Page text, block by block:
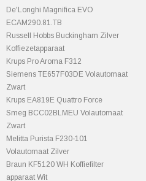
De'Longhi Magnifica EVO
ECAM290.81.TB
Russell Hobbs Buckingham Zilver
Koffiezetapparaat
Krups Pro Aroma F312
Siemens TE657F03DE Volautomaat
Zwart
Krups EA819E Quattro Force
Smeg BCC02BLMEU Volautomaat
Zwart
Melitta Purista F230-101
Volautomaat Zilver
Braun KF5120 WH Koffiefilter
apparaat Wit